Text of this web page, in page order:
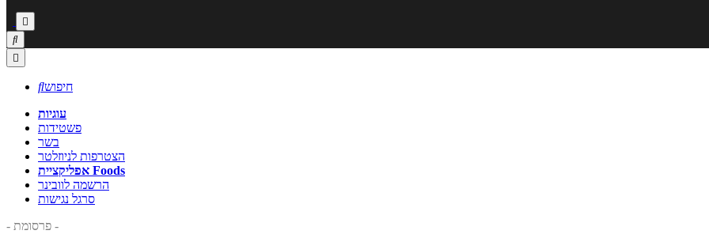



חיפוש
עוגיות
פשטידות
בשר
הצטרפות לניוזלטר
אפליקציית Foods
הרשמה לוובינר
סרגל נגישות
- פרסומת -